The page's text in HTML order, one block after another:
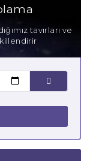
tavırları ve